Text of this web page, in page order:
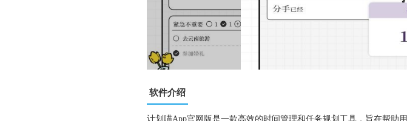
软件介绍
计划喵App官网版是一款高效的时间管理和任务规划工具，旨在帮助